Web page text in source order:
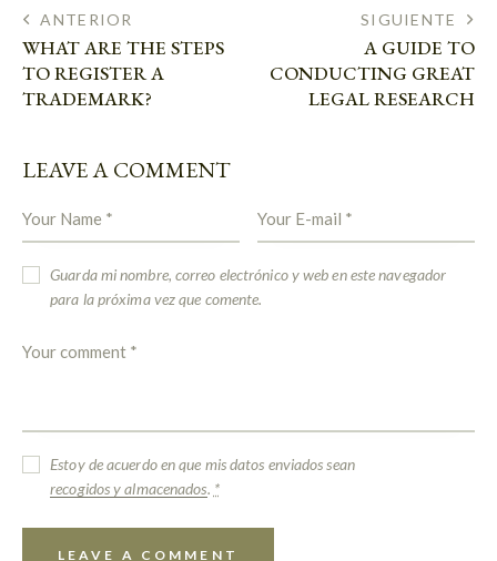
ANTERIOR
WHAT ARE THE STEPS
TO REGISTER A
TRADEMARK?
SIGUIENTE
A GUIDE TO
CONDUCTING GREAT
LEGAL RESEARCH
LEAVE A COMMENT
Guarda mi nombre, correo electrónico y web en este navegador
para la próxima vez que comente.
Estoy de acuerdo en que mis datos enviados sean
recogidos y almacenados. *